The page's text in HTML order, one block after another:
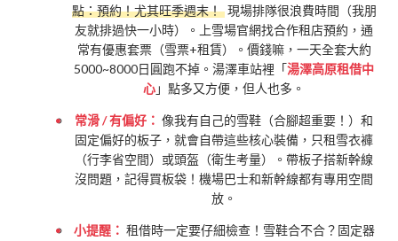
點：預約！尤其旺季週末！ 現場排隊很浪費時間（我朋
友就排過快一小時）。上雪場官網找合作租店預約，通
常有優惠套票（雪票+租賃）。價錢嘛，一天全套大約
5000~8000日圓跑不掉。湯澤車站裡「湯澤高原租借中
心」點多又方便，但人也多。
常滑 / 有偏好： 像我有自己的雪鞋（合腳超重要！）和
固定偏好的板子，就會自帶這些核心裝備，只租雪衣褲
（行李省空間）或頭盔（衛生考量）。帶板子搭新幹線
沒問題，記得買板袋！機場巴士和新幹線都有專用空間
放。
小提醒： 租借時一定要仔細檢查！雪鞋合不合？固定器